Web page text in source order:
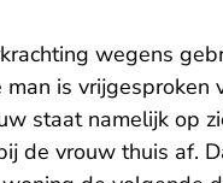
wegens
is
staat namelijk op
de vrouw thuis af.